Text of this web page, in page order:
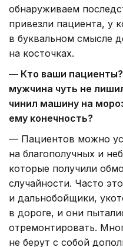
обнаруживаем
привезли пациента, у
в буквальном смысле
на косточках.
— Кто ваши
мужчина чуть не
чинил машину на
ему конечность?
— Пациентов можно
на благополучных и
которые получили
случайности. Часто
и дальнобойщики,
в дороге, и они
отремонтировать.
не берут с собой